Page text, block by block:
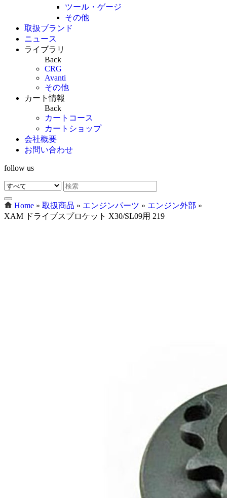
ツール・ゲージ
その他
取扱ブランド
ニュース
ライブラリ
Back
CRG
Avanti
その他
カート情報
Back
カートコース
カートショップ
会社概要
お問い合わせ
follow us
Home » 取扱商品 » エンジンパーツ » エンジン外部 »
XAM ドライブスプロケット X30/SL09用 219